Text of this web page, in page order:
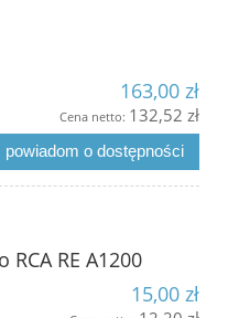
163,00 zł
Cena netto: 132,52 zł
powiadom o dostępności
RCA RE A1200
15,00 zł